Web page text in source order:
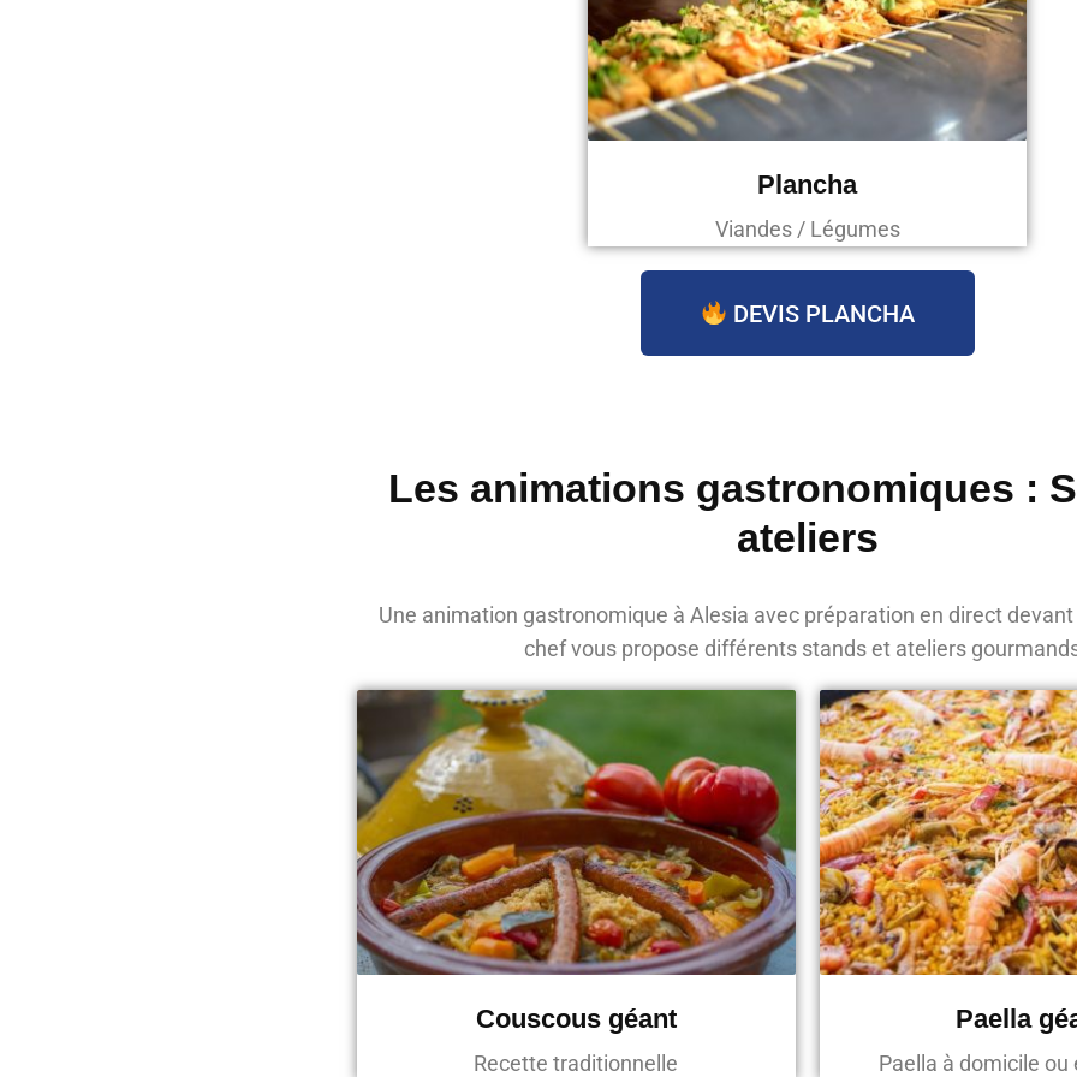
Plancha
Viandes / Légumes
DEVIS PLANCHA
Les animations gastronomiques :
ateliers
Une animation gastronomique à Alesia avec préparation en direct
chef vous propose différents stands et ateliers
Couscous géant
Recette traditionnelle
Paella
Paella à domicile ou